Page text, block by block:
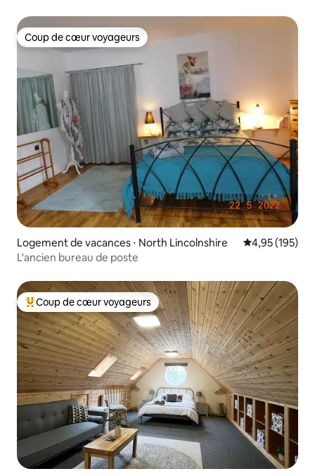
Coup de cœur voyageurs
Coup de cœur voyageurs
Logement de vacances ⋅ North Lincolnshire Évaluation
4,95 (195)
L'ancien bureau de poste
Coups de cœur voyageurs les plus appréciés
Coup de cœur voyageurs